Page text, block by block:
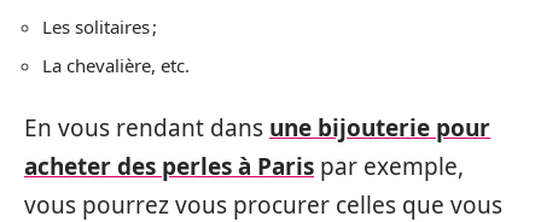
Les solitaires ;
La chevalière, etc.
En vous rendant dans une bijouterie pour
acheter des perles à Paris par exemple,
vous pourrez vous procurer celles que vous